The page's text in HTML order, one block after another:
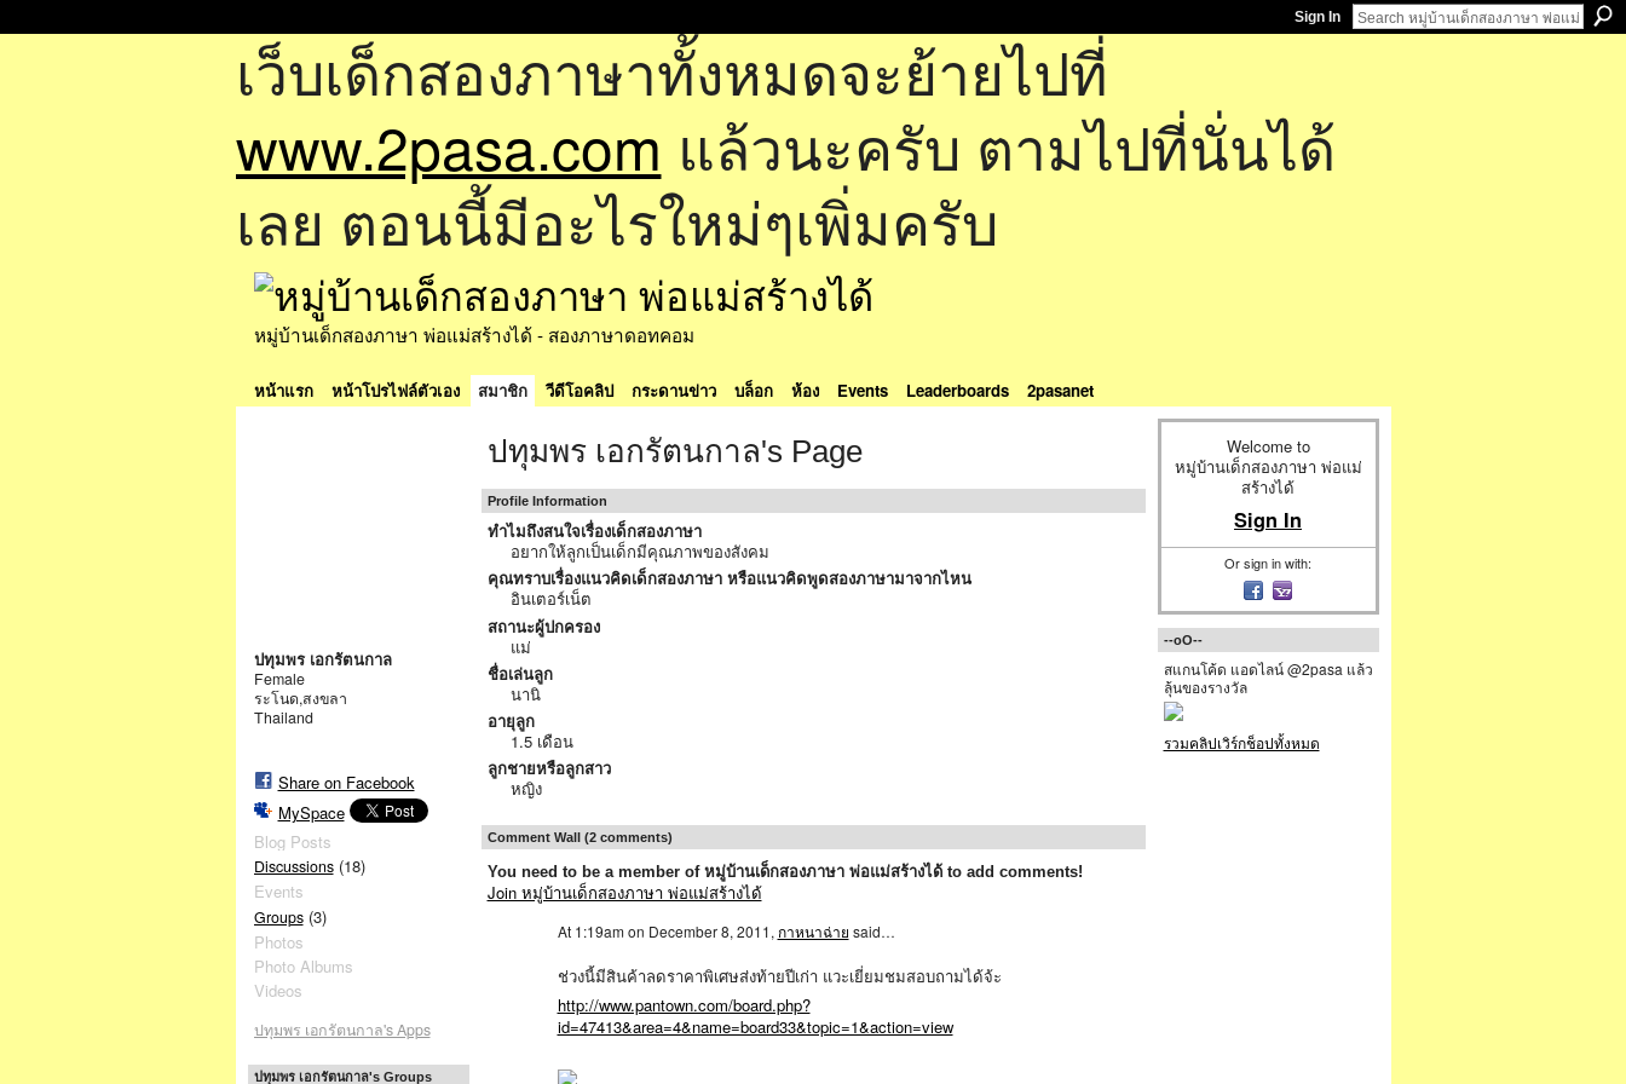
Sign In
เว็บเด็กสองภาษาทั้งหมดจะย้ายไปที่
www.2pasa.com แล้วนะครับ ตามไปที่นั่นได้
เลย ตอนนี้มีอะไรใหม่ๆเพิ่มครับ
หมู่บ้านเด็กสองภาษา พ่อแม่สร้างได้ - สองภาษาดอทคอม
หน้าแรก หน้าโปรไฟล์ตัวเอง สมาชิก วีดีโอคลิป กระดานข่าว บล็อก ห้อง Events Leaderboards 2pasanet
ปทุมพร เอกรัตนกาล
Female
ระโนด,สงขลา
Thailand
Share on Facebook
MySpace
Blog Posts
Discussions(18)
Events
Groups(3)
Photos
Photo Albums
Videos
ปทุมพร เอกรัตนกาล's Apps
ปทุมพร เอกรัตนกาล's Groups
ปทุมพร เอกรัตนกาล's Page
Profile Information
ทำไมถึงสนใจเรื่องเด็กสองภาษา
อยากให้ลูกเป็นเด็กมีคุณภาพของสังคม
คุณทราบเรื่องแนวคิดเด็กสองภาษา หรือแนวคิดพูดสองภาษามาจากไหน
อินเตอร์เน็ต
สถานะผู้ปกครอง
แม่
ชื่อเล่นลูก
นานิ
อายุลูก
1.5 เดือน
ลูกชายหรือลูกสาว
หญิง
Comment Wall (2 comments)
You need to be a member of หมู่บ้านเด็กสองภาษา พ่อแม่สร้างได้ to add comments!
Join หมู่บ้านเด็กสองภาษา พ่อแม่สร้างได้
At 1:19am on December 8, 2011, กาหนาฉ่าย said…
ช่วงนี้มีสินค้าลดราคาพิเศษส่งท้ายปีเก่า แวะเยี่ยมชมสอบถามได้จ้ะ
http://www.pantown.com/board.php?
id=47413&area=4&name=board33&topic=1&action=view
Welcome to
หมู่บ้านเด็กสองภาษา พ่อแม่
สร้างได้
Sign In
Or sign in with:
--oO--
สแกนโค้ด แอดไลน์ @2pasa แล้ว
ลุ้นของรางวัล
รวมคลิปเวิร์กช็อปทั้งหมด